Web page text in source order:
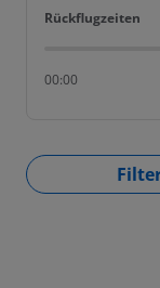
Rückflugzeiten
Rückflugzeiten
00:00